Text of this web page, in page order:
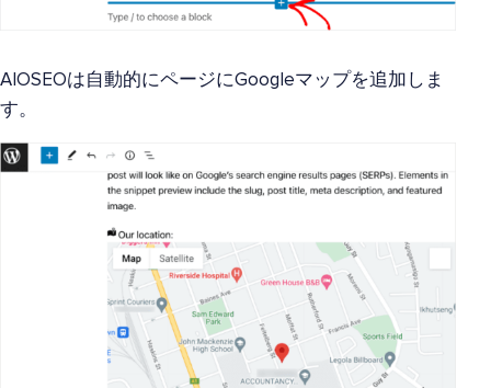
AIOSEOは自動的にページにGoogleマップを追加しま
す。